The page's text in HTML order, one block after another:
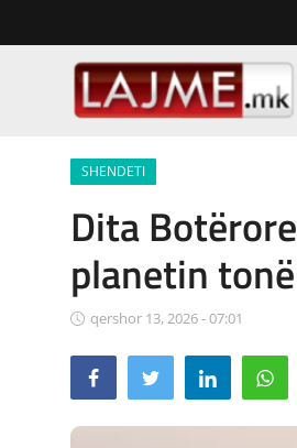
LAJME MAQEDONI
SHQIPERI
KOSOVA
LAJME NGA BOTA
SHOWBIZ
SHENDETI
Dita
planetin
qershor 13, 2026 - 07:01